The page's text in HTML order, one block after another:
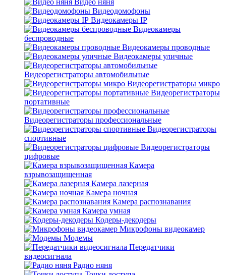
Видео няня
Видеодомофоны
Видеокамеры IP
Видеокамеры
беспроводные
Видеокамеры проводные
Видеокамеры уличные
Видеорегистраторы автомобильные
Видеорегистраторы микро
Видеорегистраторы
портативные
Видеорегистраторы профессиональные
Видеорегистраторы
спортивные
Видеорегистраторы
цифровые
Камера
взрывозащищенная
Камера лазерная
Камера ночная
Камера распознавания
Камера умная
Кодеры-декодеры
Микрофоны видеокамер
Модемы
Передатчики
видеосигнала
Радио няня